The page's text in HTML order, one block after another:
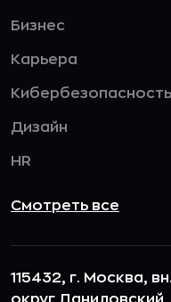
Бизнес
Карьера
Кибербезопасность
Дизайн
HR
Смотреть все
115432, г. Москва,